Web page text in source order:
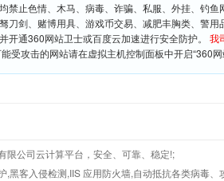
禁止色情、木马、病毒、诈骗、私服、外挂、钓
刀剑、赌博用具、游戏币交易、减肥丰胸类、警
并开通360网站卫士或百度云加速进行安全防护。 我
受攻击的网站请在虚拟主机控制面板中开启“360
限公司云计算平台，安全、可靠、稳定!;
,黑客入侵检测,IIS 应用防火墙,自动抵抗各类病毒、